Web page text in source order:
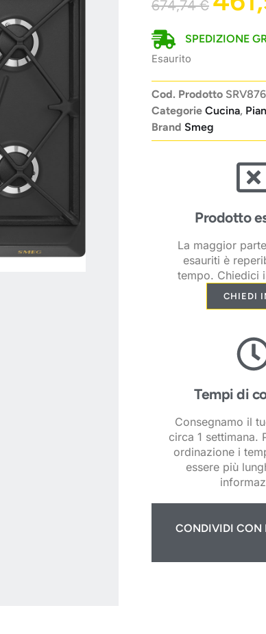
674,74€
SPEDIZIONE
Esaurito
Cod. Prodotto
Categorie Cucina,
Brand Smeg
Prodotto
La maggior
esauriti è
tempo. Chiedici
CHIEDI
Tempi di
Consegnamo il
circa 1 settimana.
ordinazione i
essere più
CONDIVIDI CON